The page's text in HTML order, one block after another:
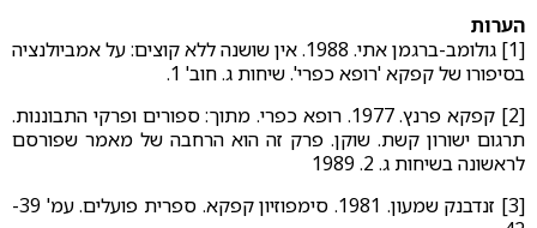
הערות
[1] גולומב-ברגמן אתי. 1988. אין שושנה ללא קוצים: על אמביולנציה
בסיפורו של קפקא 'רופא כפרי'. שיחות ג. חוב' 1.
[2] קפקא פרנץ. 1977. רופא כפרי. מתוך: ספורים ופרקי התבוננות.
תרגום ישורון קשת. שוקן. פרק זה הוא הרחבה של מאמר שפורסם
לראשונה בשיחות ג. 2. 1989
[3] זנדבנק שמעון. 1981. סימפוזיון קפקא. ספרית פועלים. עמ' 39-